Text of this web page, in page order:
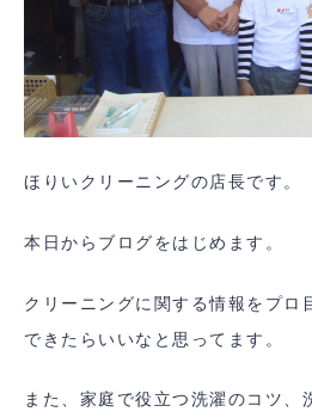
ほりいクリーニングの店長です。
本日からブログをはじめます。
クリーニングに関する情報をプロ
できたらいいなと思ってます。
また、家庭で役立つ洗濯のコツ、